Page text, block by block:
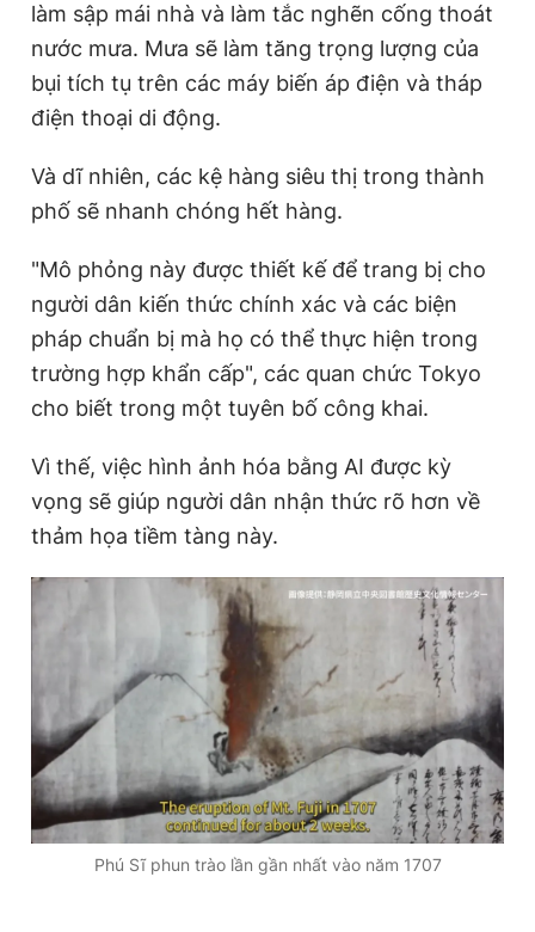
làm sập mái nhà và làm tắc nghẽn cống thoát
nước mưa. Mưa sẽ làm tăng trọng lượng của
bụi tích tụ trên các máy biến áp điện và tháp
điện thoại di động.
Và dĩ nhiên, các kệ hàng siêu thị trong thành
phố sẽ nhanh chóng hết hàng.
"Mô phỏng này được thiết kế để trang bị cho
người dân kiến thức chính xác và các biện
pháp chuẩn bị mà họ có thể thực hiện trong
trường hợp khẩn cấp", các quan chức Tokyo
cho biết trong một tuyên bố công khai.
Vì thế, việc hình ảnh hóa bằng AI được kỳ
vọng sẽ giúp người dân nhận thức rõ hơn về
thảm họa tiềm tàng này.
Phú Sĩ phun trào lần gần nhất vào năm 1707